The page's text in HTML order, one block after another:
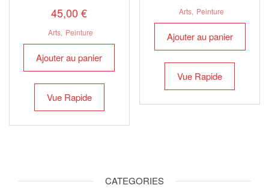
45,00€
Arts, Peinture
Ajouter au panier
Vue Rapide
Arts, Peinture
Ajouter au panier
Vue Rapide
CATEGORIES